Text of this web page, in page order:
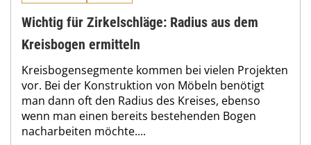
Wichtig für Zirkelschläge: Radius aus dem
Kreisbogen ermitteln
Kreisbogensegmente kommen bei vielen Projekten
vor. Bei der Konstruktion von Möbeln benötigt
man dann oft den Radius des Kreises, ebenso
wenn man einen bereits bestehenden Bogen
nacharbeiten möchte....